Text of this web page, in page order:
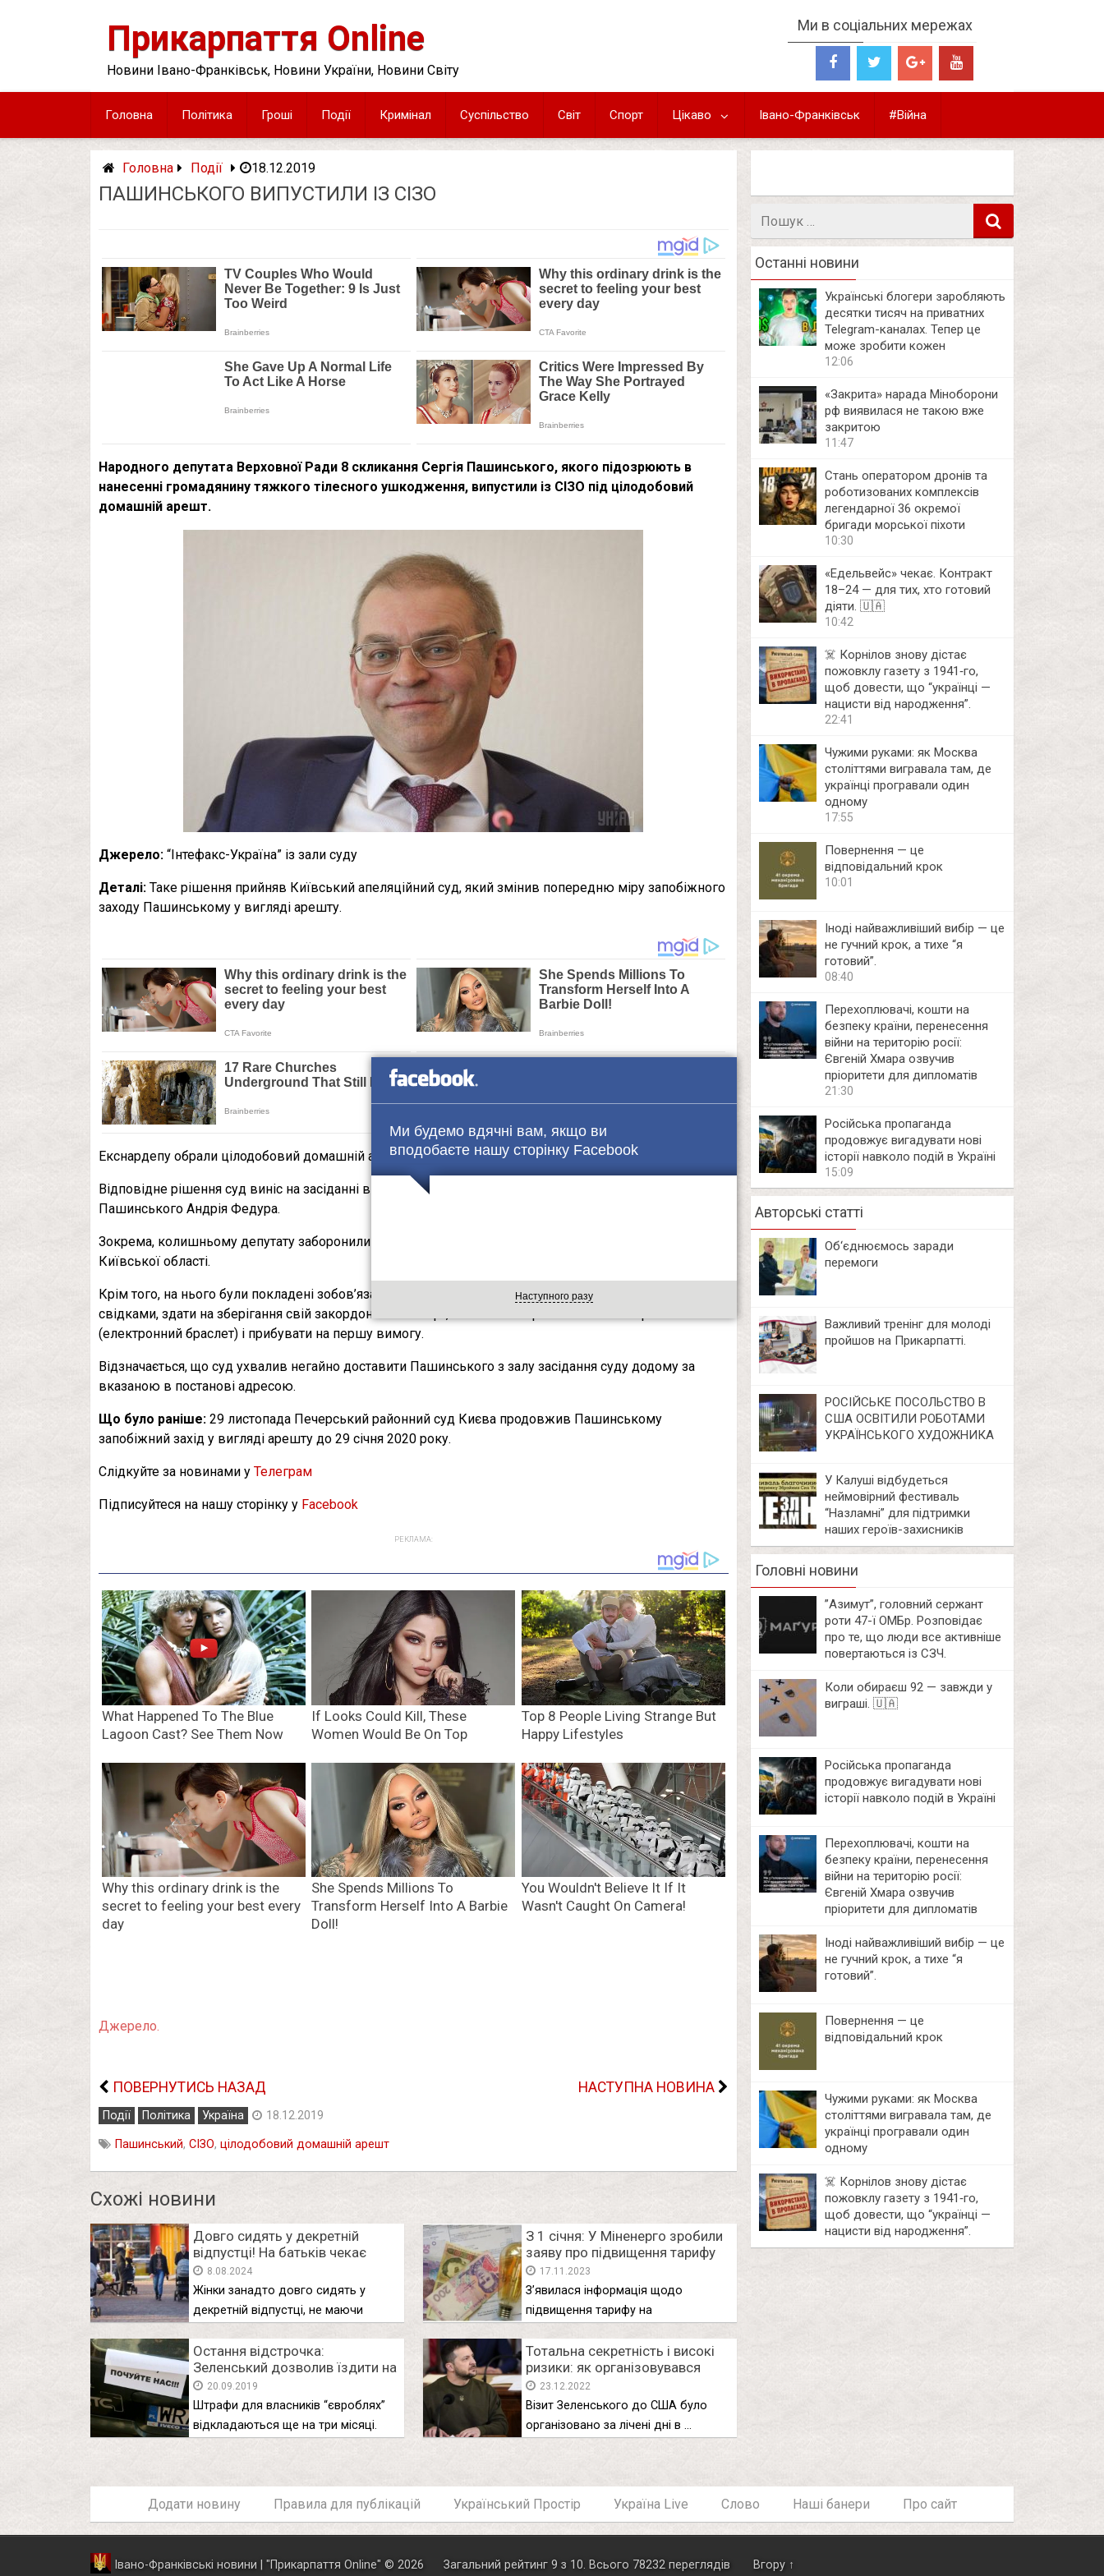
Прикарпаття Online
Новини Івано-Франківськ, Новини України, Новини Світу
Ми в соціальних мережах
Головна Політика Гроші Події Кримінал Суспільство Світ Спорт Цікаво Івано-Франківськ #Війна
Головна Події 18.12.2019
ПАШИНСЬКОГО ВИПУСТИЛИ ІЗ СІЗО
Народного депутата Верховної Ради 8 скликання Сергія Пашинського, якого підозрюють в
нанесенні громадянину тяжкого тілесного ушкодження, випустили із СІЗО під цілодобовий
домашній арешт.
Джерело: “Інтефакс-Україна” із зали суду
Деталі: Таке рішення прийняв Київський апеляційний суд, який змінив попередню міру запобіжного
заходу Пашинському у вигляді арешту.
Екснардепу обрали цілодобовий домашній арешт.
Відповідне рішення суд виніс на засіданні в середу, задовольнивши клопотання захисника
Пашинського Андрія Федура.
Зокрема, колишньому депутату заборонили залишати будинок в селі Хотов Васильківського району
Київської області.
Крім того, на нього були покладені зобов’язання до 3 лютого 2020 рік не спілкуватися з потерпілим і
свідками, здати на зберігання свій закордонний паспорт, носити електронний засіб контролю
(електронний браслет) і прибувати на першу вимогу.
Відзначається, що суд ухвалив негайно доставити Пашинського з залу засідання суду додому за
вказаною в постанові адресою.
Що було раніше: 29 листопада Печерський районний суд Києва продовжив Пашинському
запобіжний захід у вигляді арешту до 29 січня 2020 року.
Слідкуйте за новинами у Телеграм
Підписуйтеся на нашу сторінку у Facebook
РЕКЛАМА:
Джерело.
ПОВЕРНУТИСЬ НАЗАД НАСТУПНА НОВИНА
Події Політика Україна 18.12.2019
Пашинський, СІЗО, цілодобовий домашній арешт
Схожі новини
Довго сидять у декретній
відпустці! На батьків чекає
неприємний сюрприз: будуть
введені обмеження
8.08.2024
Жінки занадто довго сидять у
декретній відпустці, не маючи
З 1 січня: У Міненерго зробили
заяву про підвищення тарифу
на електроенергію
17.11.2023
З’явилася інформація щодо
підвищення тарифу на
Остання відстрочка:
Зеленський дозволив їздити на
“євробляхах” без штрафів ще
три місяці
20.09.2019
Штрафи для власників “євроблях”
відкладаються ще на три місяці.
Тотальна секретність і високі
ризики: як організовувався
історичний візит Зеленського
до США
23.12.2022
Візит Зеленського до США було
організовано за лічені дні в …
Останні новини
Українські блогери заробляють
десятки тисяч на приватних
Telegram-каналах. Тепер це
може зробити кожен
12:06
«Закрита» нарада Міноборони
рф виявилася не такою вже
закритою
11:47
Стань оператором дронів та
роботизованих комплексів
легендарної 36 окремої
бригади морської піхоти
10:30
«Едельвейс» чекає. Контракт
18–24 — для тих, хто готовий
діяти. 🇺🇦
10:42
☠️ Корнілов знову дістає
пожовклу газету з 1941‑го,
щоб довести, що “українці —
нацисти від народження”.
22:41
Чужими руками: як Москва
століттями вигравала там, де
українці програвали один
одному
17:55
Повернення — це
відповідальний крок
10:01
Іноді найважливіший вибір — це
не гучний крок, а тихе “я
готовий”.
08:40
Перехоплювачі, кошти на
безпеку країни, перенесення
війни на територію росії:
Євгеній Хмара озвучив
пріоритети для дипломатів
21:30
Російська пропаганда
продовжує вигадувати нові
історії навколо подій в Україні
15:09
Авторські статті
Об‘єднюємось заради
перемоги
Важливий тренінг для молоді
пройшов на Прикарпатті.
РОСІЙСЬКЕ ПОСОЛЬСТВО В
США ОСВІТИЛИ РОБОТАМИ
УКРАЇНСЬКОГО ХУДОЖНИКА
У Калуші відбудеться
неймовірний фестиваль
“Назламні” для підтримки
наших героїв-захисників
Головні новини
⁨”Азимут”, головний сержант
роти 47-ї ОМБр. Розповідає
про те, що люди все активніше
повертаються із СЗЧ.
Коли обираєш 92 — завжди у
виграші. 🇺🇦
Російська пропаганда
продовжує вигадувати нові
історії навколо подій в Україні
Перехоплювачі, кошти на
безпеку країни, перенесення
війни на територію росії:
Євгеній Хмара озвучив
пріоритети для дипломатів
Іноді найважливіший вибір — це
не гучний крок, а тихе “я
готовий”.
Повернення — це
відповідальний крок
Чужими руками: як Москва
століттями вигравала там, де
українці програвали один
одному
☠️ Корнілов знову дістає
пожовклу газету з 1941‑го,
щоб довести, що “українці —
нацисти від народження”.
Додати новину Правила для публікацій Український Простір Україна Live Слово Наші банери Про сайт
Івано-Франківські новини | "Прикарпаття Online" © 2026 Загальний рейтинг 9 з 10. Всього 78232 переглядів Вгору ↑
Ми будемо вдячні вам, якщо ви
вподобаєте нашу сторінку Facebook
Наступного разу